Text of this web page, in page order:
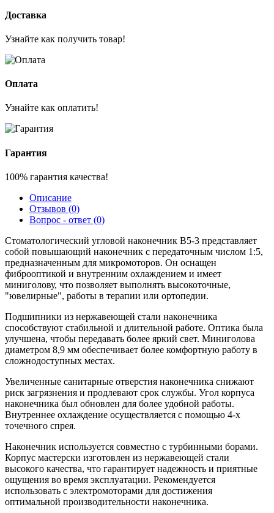
Доставка
Узнайте как получить товар!
Оплата
Узнайте как оплатить!
Гарантия
100% гарантия качества!
Описание
Отзывов (0)
Вопрос - ответ (0)
Стоматологический угловой наконечник B5-3 представляет
собой повышающий наконечник с передаточным числом 1:5,
предназначенным для микромоторов. Он оснащен
фиброоптикой и внутренним охлаждением и имеет
миниголову, что позволяет выполнять высокоточные,
"ювелирные", работы в терапии или ортопедии.
Подшипники из нержавеющей стали наконечника
способствуют стабильной и длительной работе. Оптика была
улучшена, чтобы передавать более яркий свет. Миниголова
диаметром 8,9 мм обеспечивает более комфортную работу в
сложнодоступных местах.
Увеличенные санитарные отверстия наконечника снижают
риск загрязнения и продлевают срок службы. Угол корпуса
наконечника был обновлен для более удобной работы.
Внутреннее охлаждение осуществляется с помощью 4-х
точечного спрея.
Наконечник используется совместно с турбинными борами.
Корпус мастерски изготовлен из нержавеющей стали
высокого качества, что гарантирует надежность и приятные
ощущения во время эксплуатации. Рекомендуется
использовать с электромоторами для достижения
оптимальной производительности наконечника.